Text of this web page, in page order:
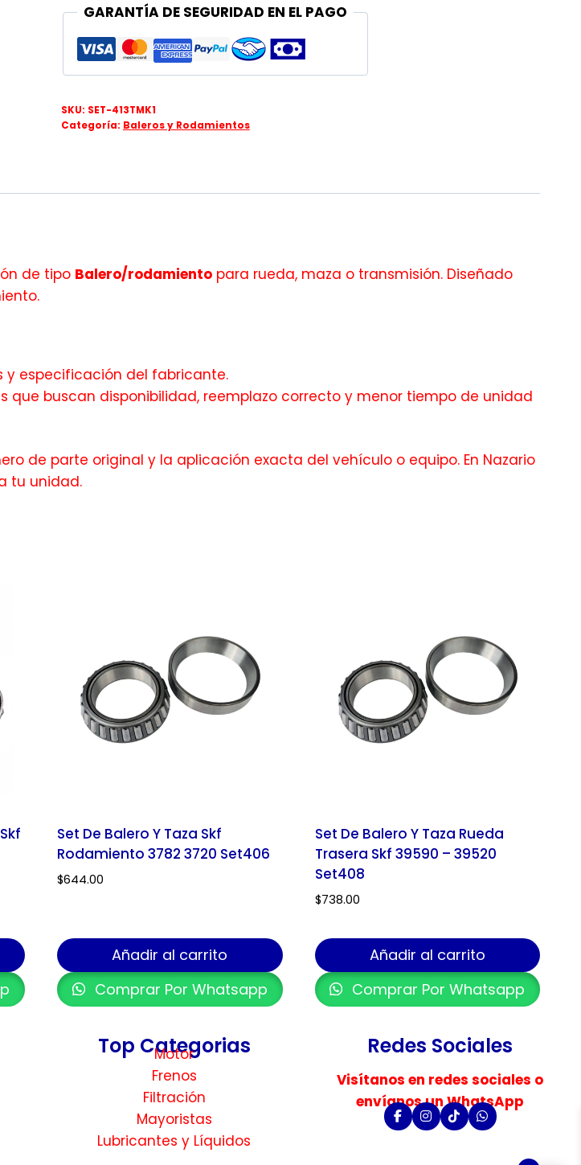
GARANTÍA DE SEGURIDAD EN EL PAGO
SKU: SET-413TMK1
Categoría: Baleros y Rodamientos
de tipo Balero/rodamiento para rueda, maza o transmisión. Diseñado
especificación del fabricante.
que buscan disponibilidad, reemplazo correcto y menor tiempo de unidad
de parte original y la aplicación exacta del vehículo o equipo. En Nazario
tu unidad.
Set De Balero Y Taza Skf
Rodamiento 3782 3720 Set406
$644.00
Añadir al carrito
Comprar Por Whatsapp
Set De Balero Y Taza Rueda
Trasera Skf 39590 – 39520
Set408
$738.00
Añadir al carrito
Comprar Por Whatsapp
Top Categorias
Motor
Frenos
Filtración
Mayoristas
Lubricantes y Líquidos
Redes Sociales
Visítanos en redes sociales o
envíanos un WhatsApp